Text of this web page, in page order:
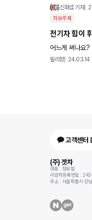
전한 3박스 형
신화섭 기자
자유주제
전기차 힘이
어느게 써나요?
릴리향 24.03.14
고객센터
(주) 겟차
대표 : 정유철
사업자등록번호 :
주소 : 서울특별시 강